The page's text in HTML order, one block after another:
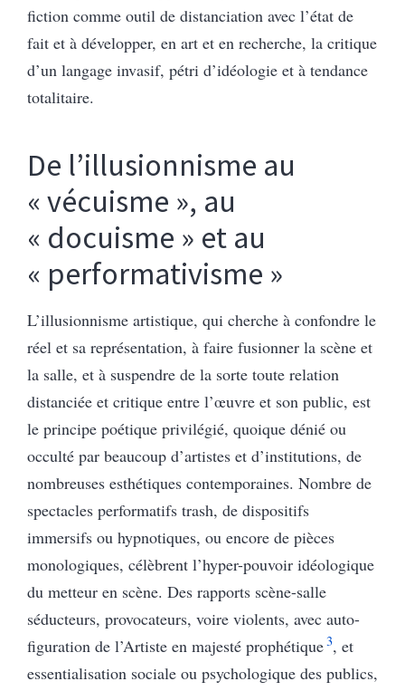
fiction comme outil de distanciation avec l’état de
fait et à développer, en art et en recherche, la critique
d’un langage invasif, pétri d’idéologie et à tendance
totalitaire.
De l’illusionnisme au
« vécuisme », au
« docuisme » et au
« performativisme »
L’illusionnisme artistique, qui cherche à confondre le
réel et sa représentation, à faire fusionner la scène et
la salle, et à suspendre de la sorte toute relation
distanciée et critique entre l’œuvre et son public, est
le principe poétique privilégié, quoique dénié ou
occulté par beaucoup d’artistes et d’institutions, de
nombreuses esthétiques contemporaines. Nombre de
spectacles performatifs trash, de dispositifs
immersifs ou hypnotiques, ou encore de pièces
monologiques, célèbrent l’hyper-pouvoir idéologique
du metteur en scène. Des rapports scène-salle
séducteurs, provocateurs, voire violents, avec auto-
figuration de l’Artiste en majesté prophétique3, et
essentialisation sociale ou psychologique des publics,